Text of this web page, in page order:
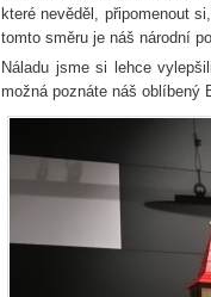
které nevěděl, připomenout
tomto směru je náš národní
Náladu jsme si lehce
možná poznáte náš